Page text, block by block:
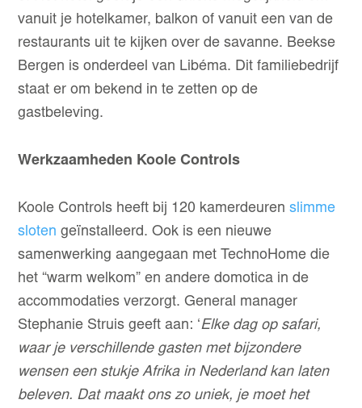
vanuit je hotelkamer, balkon of vanuit een van de
restaurants uit te kijken over de savanne. Beekse
Bergen is onderdeel van Libéma. Dit familiebedrijf
staat er om bekend in te zetten op de
gastbeleving.
Werkzaamheden Koole Controls
Koole Controls heeft bij 120 kamerdeurenslimme
sloten geïnstalleerd. Ook is een nieuwe
samenwerking aangegaan met TechnoHome die
het “warm welkom” en andere domotica in de
accommodaties verzorgt. General manager
Stephanie Struis geeft aan: ‘Elke dag op safari,
waar je verschillende gasten met bijzondere
wensen een stukje Afrika in Nederland kan laten
beleven. Dat maakt ons zo uniek, je moet het